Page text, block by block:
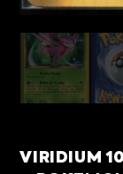
VIRIDIUM